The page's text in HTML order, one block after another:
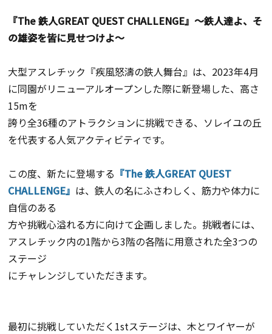
『The 鉄人GREAT QUEST CHALLENGE』～鉄人達よ、そ
の雄姿を皆に見せつけよ～
大型アスレチック『疾風怒濤の鉄人舞台』は、 2023年4月
に同園がリニューアルオープンした際に新登場した、高さ
15mを
誇り全36種のアトラクションに挑戦できる、 ソレイユの丘
を代表する人気アクティビティです。
この度、新たに登場する 『The 鉄人GREAT QUEST
CHALLENGE』 は、鉄人の名にふさわしく、筋力や体力に
自信のある
方や挑戦心溢れる方に向けて企画しました。挑戦者には、
アスレチック内の1階から3階の各階に用意された全3つの
ステージ
にチャレンジしていただきます。
最初に挑戦していただく1stステージは、木とワイヤーが